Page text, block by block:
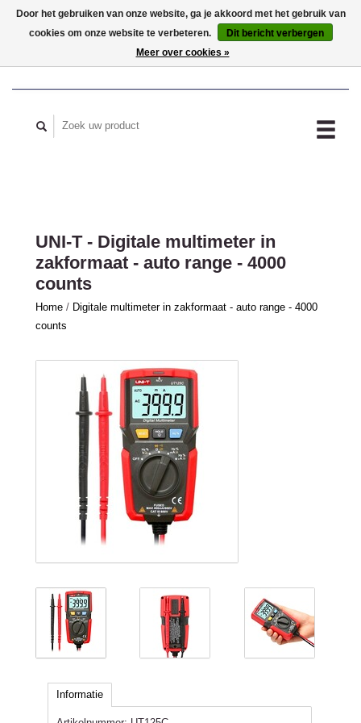
MIJN ACCOUNT
UNI-T - Digitale multimeter in
zakformaat - auto range - 4000
counts
Home / Digitale multimeter in zakformaat - auto range - 4000
counts
Informatie
Door het gebruiken van onze website, ga je akkoord met het gebruik van
cookies om onze website te verbeteren.
Dit bericht verbergen
Meer over cookies »